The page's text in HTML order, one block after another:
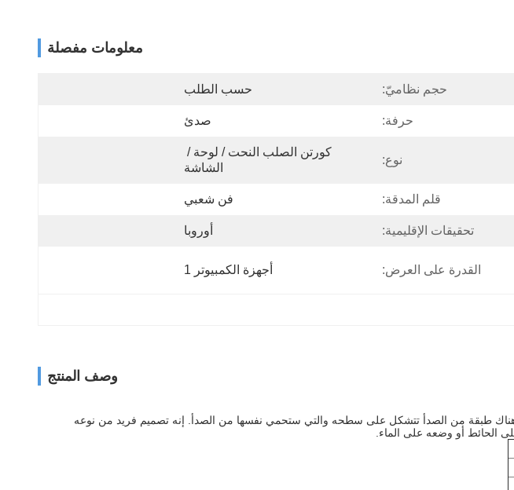
معلومات مفصلة
حجم نظاميّ: حسب الطلب
حرفة: صدئ
نوع:
الشاشة
قلم المدقة: فن شعبي
تحقيقات الإقليمية: أوروبا
القدرة على العرض: أجهزة الكمبيوتر 1
وصف المنتج
هناك طبقة من الصدأ تتشكل على سطحه والتي ستحمي نفسها من الصدأ. إنه تصميم فريد من نوعه
الحائط أو وضعه على الماء.